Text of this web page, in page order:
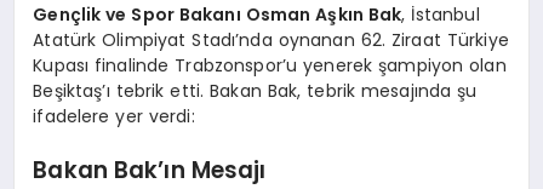
Gençlik ve Spor Bakanı Osman Aşkın Bak, İstanbul
Atatürk Olimpiyat Stadı’nda oynanan 62. Ziraat Türkiye
Kupası finalinde Trabzonspor’u yenerek şampiyon olan
Beşiktaş’ı tebrik etti. Bakan Bak, tebrik mesajında şu
ifadelere yer verdi:
Bakan Bak’ın Mesajı